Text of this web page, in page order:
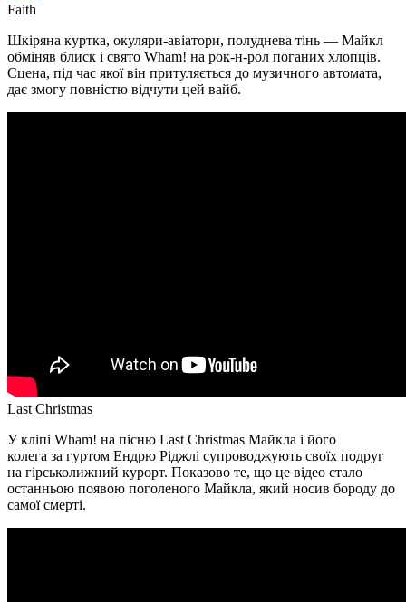
Faith
Шкіряна куртка, окуляри-авіатори, полуднева тінь — Майкл
обміняв блиск і свято Wham! на рок-н-рол поганих хлопців.
Сцена, під час якої він притуляється до музичного автомата,
дає змогу повністю відчути цей вайб.
Last Christmas
У кліпі Wham! на пісню Last Christmas Майкла і його
колега за гуртом Ендрю Ріджлі супроводжують своїх подруг
на гірськолижний курорт. Показово те, що це відео стало
останньою появою поголеного Майкла, який носив бороду до
самої смерті.